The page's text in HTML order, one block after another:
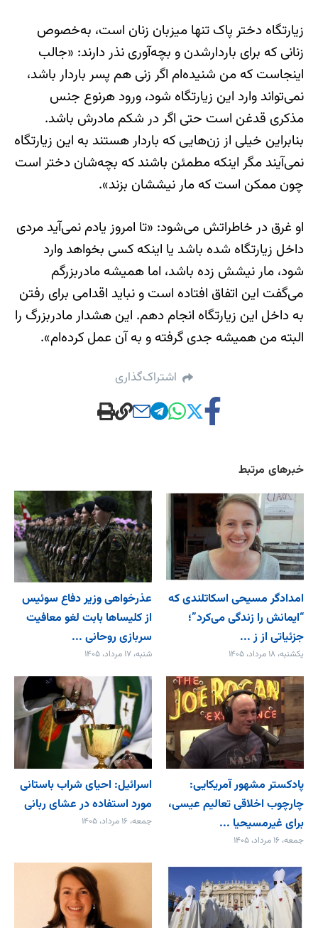
زیارتگاه دختر پاک تنها میزبان زنان است، به‌خصوص
زنانی که برای باردارشدن و بچه‌آوری نذر دارند: «جالب
اینجاست که من شنیده‌ام اگر زنی هم پسر باردار باشد،
نمی‌تواند وارد این زیارتگاه شود، ورود هرنوع جنس
مذکری قدغن است حتی اگر در شکم مادرش باشد.
بنابراین خیلی از زن‌هایی که باردار هستند به این زیارتگاه
نمی‌آیند مگر اینکه مطمئن باشند که بچه‌شان دختر است
چون ممکن است که مار نیششان بزند».
او غرق در خاطراتش می‌شود: «تا امروز یادم نمی‌آید مردی
داخل زیارتگاه شده باشد یا اینکه کسی بخواهد وارد
شود، مار نیشش زده باشد، اما همیشه مادربزرگم
می‌گفت این اتفاق افتاده است و نباید اقدامی برای رفتن
به داخل این زیارتگاه انجام دهم. این هشدار مادربزرگ را
البته من همیشه جدی گرفته و به آن عمل کرده‌ام».
اشتراک‌گذاری
خبرهای مرتبط
امدادگر مسیحی اسکاتلندی که
“ایمانش را زندگی می‌کرد”؛
جزئیاتی از ز ...
یکشنبه، ۱۸ مرداد، ۱۴۰۵
عذرخواهی وزیر دفاع سوئیس
از کلیساها بابت لغو معافیت
سربازی روحانی ...
شنبه، ۱۷ مرداد، ۱۴۰۵
پادکستر مشهور آمریکایی:
چارچوب اخلاقی تعالیم عیسی،
برای غیرمسیحیا ...
جمعه، ۱۶ مرداد، ۱۴۰۵
اسرائیل: احیای شراب باستانی
مورد استفاده در عشای ربانی
جمعه، ۱۶ مرداد، ۱۴۰۵